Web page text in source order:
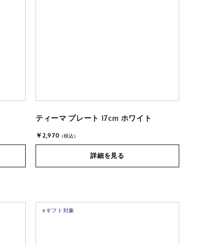
ティーマ プレート 17cm ホワイト
￥2,970 (税込)
詳細を見る
eギフト対象